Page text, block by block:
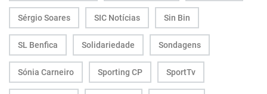
Sérgio Soares SIC Notícias Sin Bin
SL Benfica Solidariedade Sondagens
Sónia Carneiro Sporting CP SportTv